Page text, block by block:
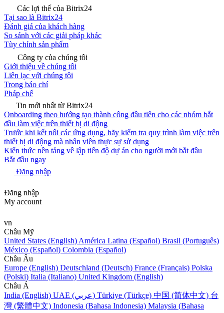
Các lợi thế của Bitrix24
Tại sao là Bitrix24
Đánh giá của khách hàng
So sánh với các giải pháp khác
Tùy chỉnh sản phẩm
Công ty của chúng tôi
Giới thiệu về chúng tôi
Liên lạc với chúng tôi
Trong báo chí
Pháp chế
Tin mới nhất từ Bitrix24
Onboarding theo hướng tạo thành công đầu tiên cho các nhóm bắt
đầu làm việc trên thiết bị di động
Trước khi kết nối các ứng dụng, hãy kiểm tra quy trình làm việc trên
thiết bị di động mà nhân viên thực sự sử dụng
Kiến thức nền tảng về lập tiến độ dự án cho người mới bắt đầu
Bắt đầu ngay
Đăng nhập
Đăng nhập
My account
vn
Châu Mỹ
United States (English) América Latina (Español) Brasil (Português)
México (Español) Colombia (Español)
Châu Âu
Europe (English) Deutschland (Deutsch) France (Français) Polska
(Polski) Italia (Italiano) United Kingdom (English)
Châu Á
India (English)
UAE (عربي) Türkiye (Türkçe) 中国 (简体中文) 台
灣 (繁體中文) Indonesia (Bahasa Indonesia) Malaysia (Bahasa